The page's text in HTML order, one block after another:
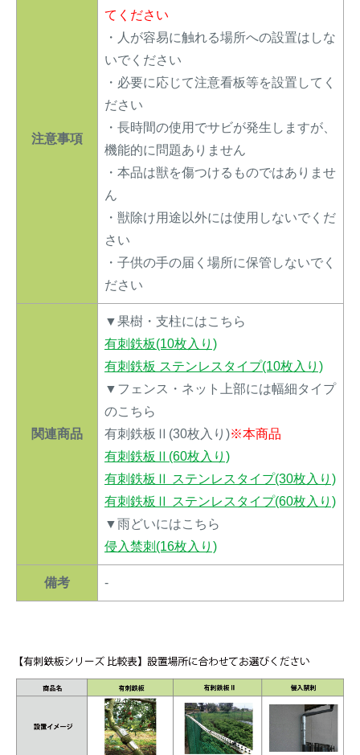
注意事項
てください
・人が容易に触れる場所への設置はしな
いでください
・必要に応じて注意看板等を設置してく
ださい
・長時間の使用でサビが発生しますが、
機能的に問題ありません
・本品は獣を傷つけるものではありませ
ん
・獣除け用途以外には使用しないでくだ
さい
・子供の手の届く場所に保管しないでく
ださい
関連商品
▼果樹・支柱にはこちら
有刺鉄板(10枚入り)
有刺鉄板 ステンレスタイプ(10枚入り)
▼フェンス・ネット上部には幅細タイプ
のこちら
有刺鉄板Ⅱ(30枚入り)※本商品
有刺鉄板Ⅱ(60枚入り)
有刺鉄板Ⅱ ステンレスタイプ(30枚入り)
有刺鉄板Ⅱ ステンレスタイプ(60枚入り)
▼雨どいにはこちら
侵入禁刺(16枚入り)
備考 -